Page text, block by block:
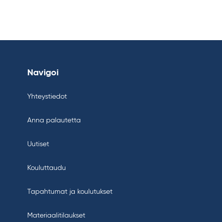
Navigoi
Yhteystiedot
Anna palautetta
Uutiset
Kouluttaudu
Tapahtumat ja koulutukset
Materiaalitilaukset